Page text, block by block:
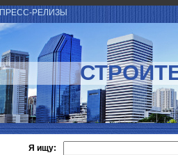
ПРЕСС-РЕЛИЗЫ
Я ищу: